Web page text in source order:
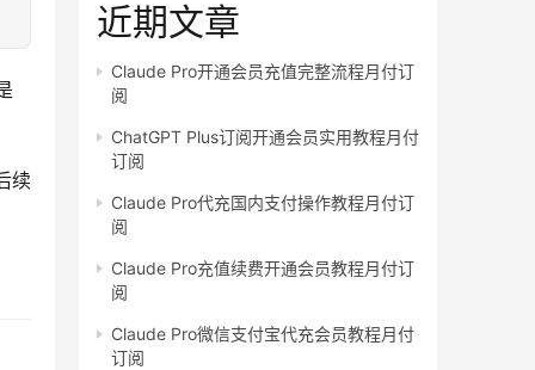
续
近期文章
Claude Pro开通会员充值完整流程月付订
阅
ChatGPT Plus订阅开通会员实用教程月付
订阅
Claude Pro代充国内支付操作教程月付订
阅
Claude Pro充值续费开通会员教程月付订
阅
Claude Pro微信支付宝代充会员教程月付
订阅